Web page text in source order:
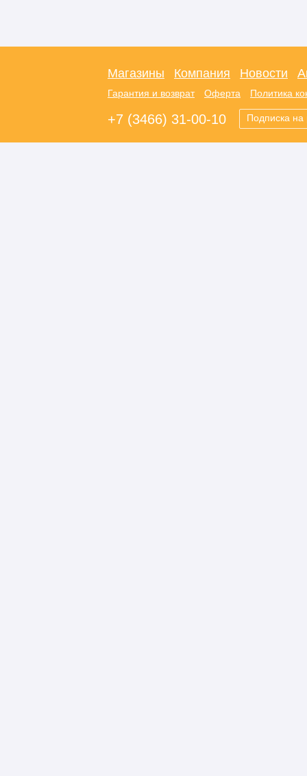
Магазины Компания Новости
Гарантия и возврат Оферта Политика
+7 (3466) 31-00-10 Подписка на